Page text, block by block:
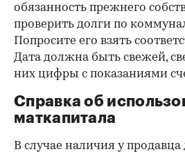
обязанность прежнего
проверить долги по
Попросите его взять
Дата должна быть свежей,
них цифры с показаниями
Справка об
маткапитала
В случае наличия у продавца